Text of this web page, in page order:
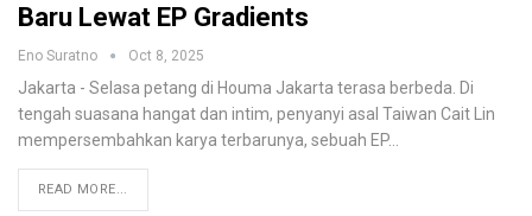
Baru Lewat EP Gradients
Eno Suratno Oct 8, 2025
Jakarta - Selasa petang di Houma Jakarta terasa berbeda. Di
tengah suasana hangat dan intim, penyanyi asal Taiwan Cait Lin
mempersembahkan karya terbarunya, sebuah EP…
READ MORE...